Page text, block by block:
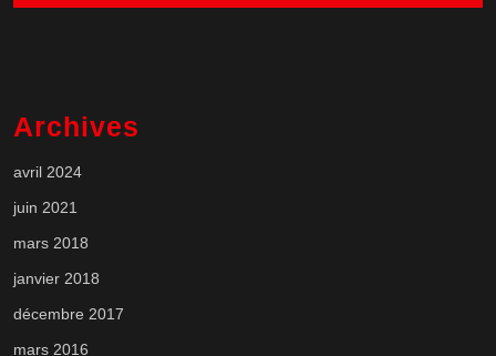
Archives
avril 2024
juin 2021
mars 2018
janvier 2018
décembre 2017
mars 2016